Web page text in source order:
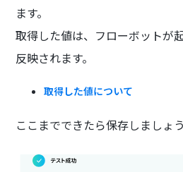
ます。
取得した値は、フローボットが
反映されます。
取得した値について
ここまでできたら保存しましょう